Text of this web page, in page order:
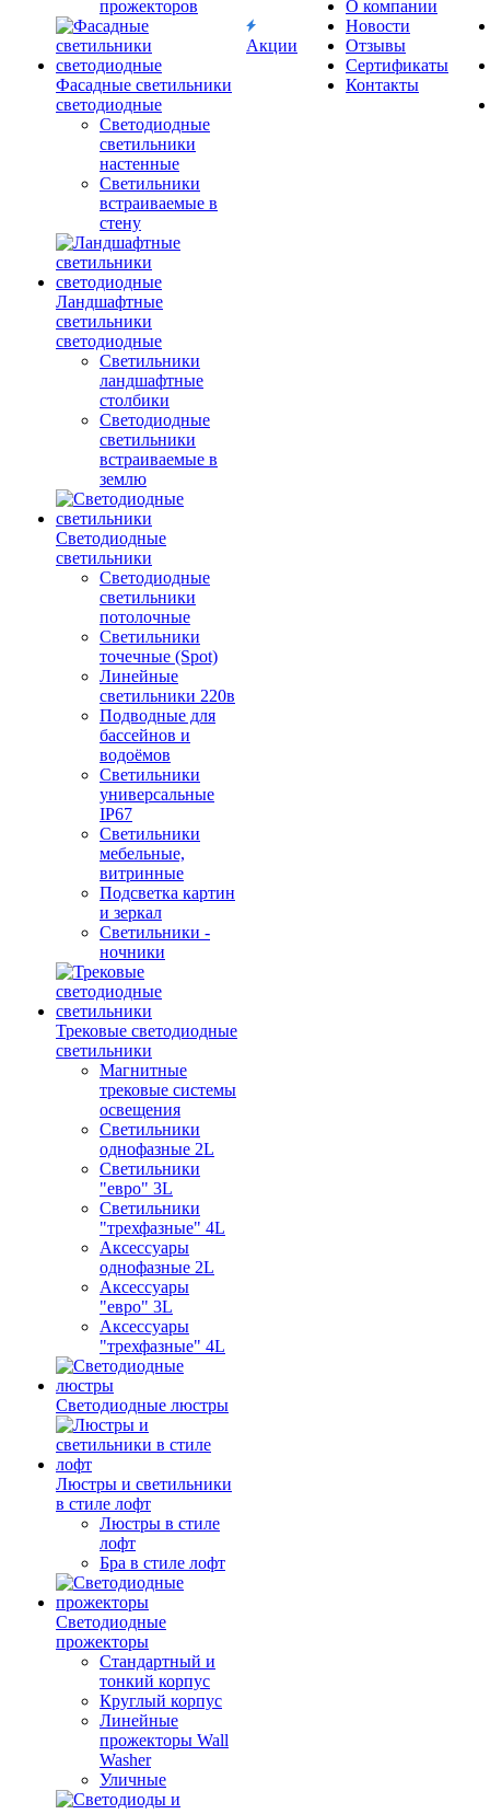
прожекторов
Фасадные светильники
светодиодные
Светодиодные
светильники
настенные
Светильники
встраиваемые в
стену
Ландшафтные
светильники
светодиодные
Светильники
ландшафтные
столбики
Светодиодные
светильники
встраиваемые в
землю
Светодиодные
светильники
Светодиодные
светильники
потолочные
Светильники
точечные (Spot)
Линейные
светильники 220в
Подводные для
бассейнов и
водоёмов
Светильники
универсальные
IP67
Светильники
мебельные,
витринные
Подсветка картин
и зеркал
Светильники -
ночники
Трековые светодиодные
светильники
Магнитные
трековые системы
освещения
Светильники
однофазные 2L
Светильники
"евро" 3L
Светильники
"трехфазные" 4L
Аксессуары
однофазные 2L
Аксессуары
"евро" 3L
Аксессуары
"трехфазные" 4L
Светодиодные люстры
Люстры и светильники
в стиле лофт
Люстры в стиле
лофт
Бра в стиле лофт
Светодиодные
прожекторы
Стандартный и
тонкий корпус
Круглый корпус
Линейные
прожекторы Wall
Washer
Уличные
Акции
О компании
Новости
Отзывы
Сертификаты
Контакты